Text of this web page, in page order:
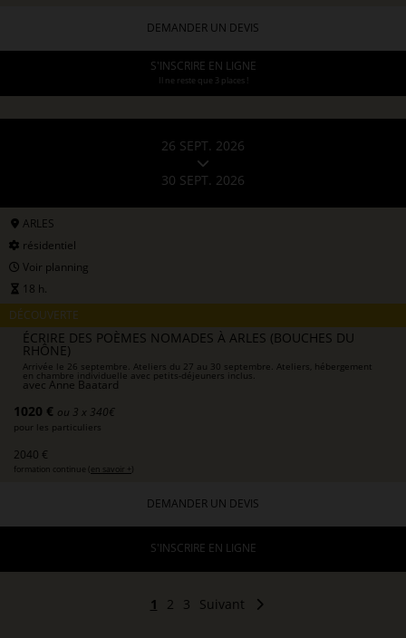
DEMANDER UN DEVIS
S'INSCRIRE EN LIGNE
Il ne reste que 3 places !
26 SEPT. 2026
30 SEPT. 2026
ARLES
résidentiel
Voir planning
18 h.
DÉCOUVERTE
ÉCRIRE DES POÈMES NOMADES À ARLES (BOUCHES DU
RHÔNE)
Arrivée le 26 septembre. Ateliers du 27 au 30 septembre. Ateliers, hébergement
en chambre individuelle avec petits-déjeuners inclus.
avec Anne Baatard
1020 € ou 3 x 340€
pour les particuliers
2040 €
formation continue ( en savoir + )
DEMANDER UN DEVIS
S'INSCRIRE EN LIGNE
1 2 3 Suivant